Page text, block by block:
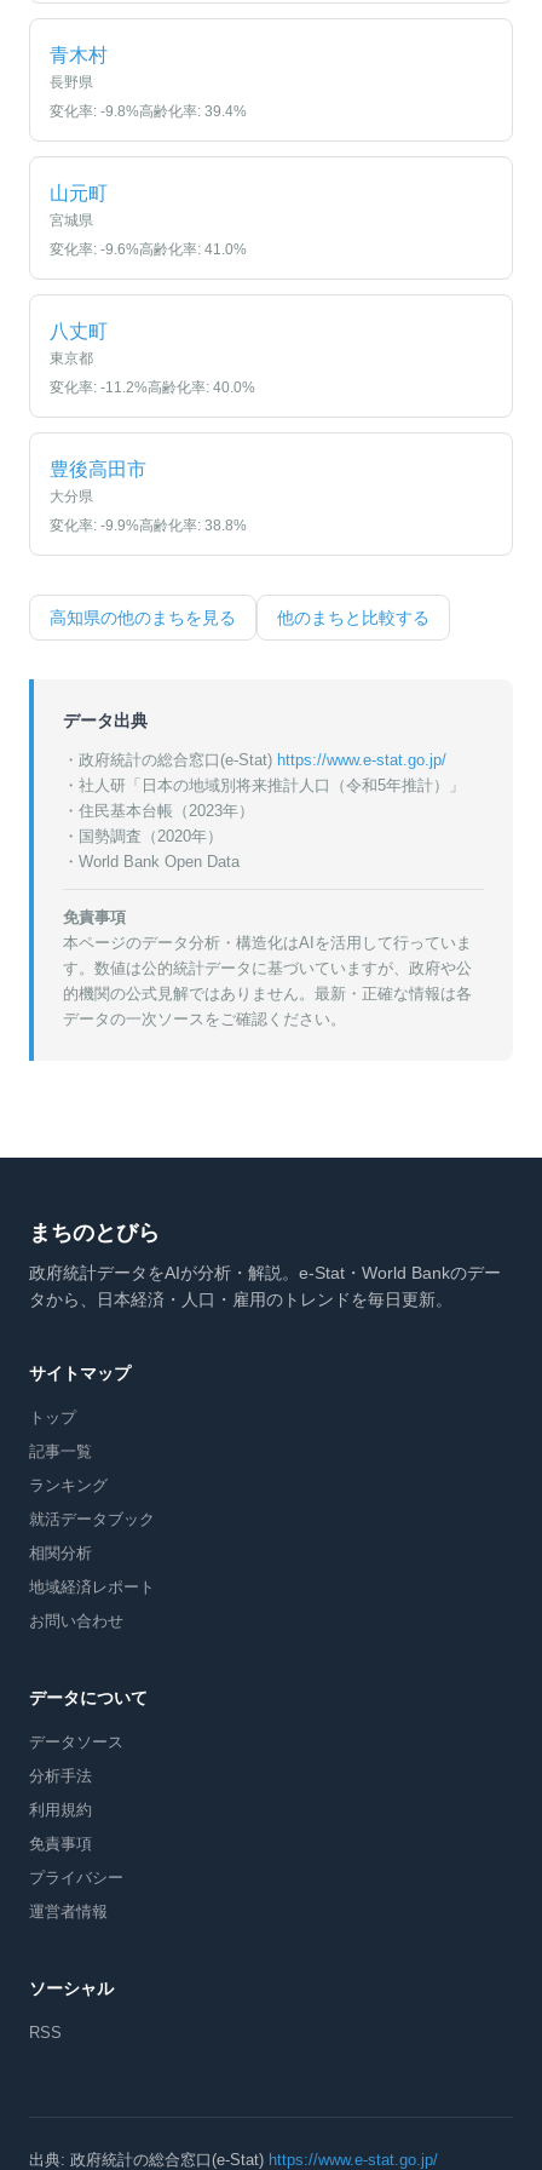
青木村
長野県
変化率: -9.8%高齢化率: 39.4%
山元町
宮城県
変化率: -9.6%高齢化率: 41.0%
八丈町
東京都
変化率: -11.2%高齢化率: 40.0%
豊後高田市
大分県
変化率: -9.9%高齢化率: 38.8%
高知県の他のまちを見る 他のまちと比較する
データ出典
・政府統計の総合窓口(e-Stat) https://www.e-stat.go.jp/
・ 社人研「日本の地域別将来推計人口（令和5年推計）」
・ 住民基本台帳（2023年）
・ 国勢調査（2020年）
・World Bank Open Data
免責事項
本ページのデータ分析・構造化はAIを活用して行っていま
す。数値は公的統計データに基づいていますが、政府や公
的機関の公式見解ではありません。最新・正確な情報は各
データの一次ソースをご確認ください。
まちのとびら
政府統計データをAIが分析・解説。e-Stat・World Bankのデー
タから、日本経済・人口・雇用のトレンドを毎日更新。
サイトマップ
トップ
記事一覧
ランキング
就活データブック
相関分析
地域経済レポート
お問い合わせ
データについて
データソース
分析手法
利用規約
免責事項
プライバシー
運営者情報
ソーシャル
RSS
出典: 政府統計の総合窓口(e-Stat) https://www.e-stat.go.jp/